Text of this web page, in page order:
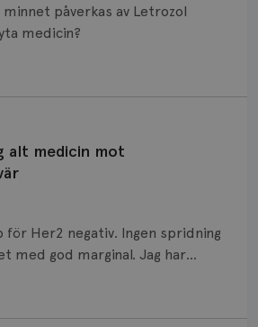
påverkas av Letrozol
byta medicin?
hormonsänkande behandling
man får så kan en del
på minnet. Prata din
aromatashämmare. Det kan ofta
paus först, för att se att
men bäst är att prata med
alt medicin mot
för Her2 negativ. Ingen spridning
med god marginal. Jag har
strålning och är färdig
kommit med